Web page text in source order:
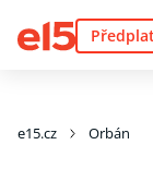
e15.cz Orbán